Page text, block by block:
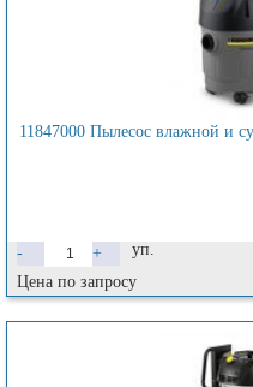
11847000 Пылесос влажной и
- +
уп.
Цена по запросу